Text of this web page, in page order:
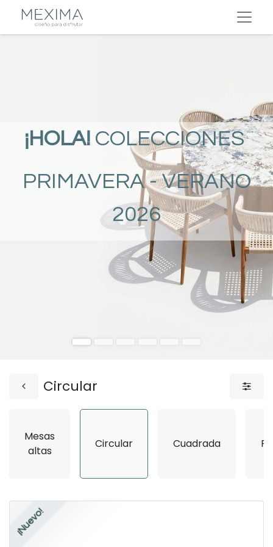
¡HOLA! COLECCIONES
PRIMAVERA - VERANO
2026
Circular
Mesas
altas
Circular Cuadrada
¡Nuevo!